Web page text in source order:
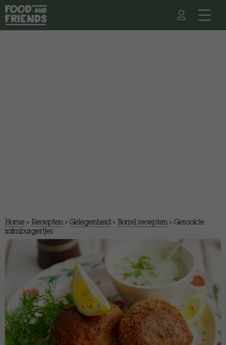
Home » Recepten » Gelegenheid » Borrel recepten » Gerookte
zalmburgertjes